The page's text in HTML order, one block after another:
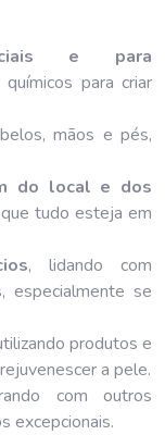
e para
para criar
mãos e pés,
do local e dos
tudo esteja em
, lidando com
especialmente se
produtos e
a pele.
com outros
excepcionais.